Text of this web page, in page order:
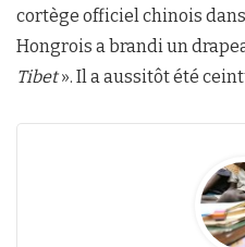
cortège officiel chinois
Hongrois a brandi un
Tibet». Il a aussitôt été